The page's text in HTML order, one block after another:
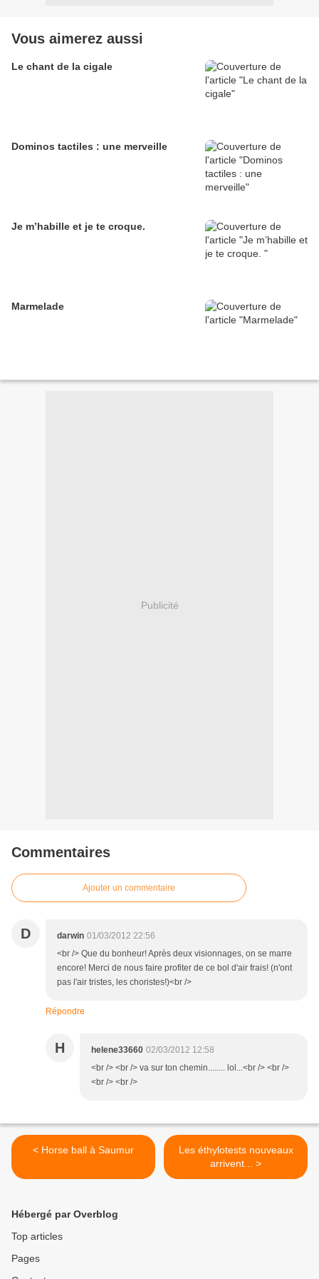
Vous aimerez aussi
Le chant de la cigale
Dominos tactiles : une merveille
Je m’habille et je te croque.
Marmelade
Publicité
Commentaires
Ajouter un commentaire
D darwin 01/03/2012 22:56
<br /> Que du bonheur! Après deux visionnages, on se marre
encore! Merci de nous faire profiter de ce bol d'air frais! (n'ont
pas l'air tristes, les choristes!)<br />
Répondre
H helene33660 02/03/2012 12:58
<br /> <br /> va sur ton chemin........ lol...<br /> <br />
<br /> <br />
< Horse ball à Saumur
Les éthylotests nouveaux
arrivent... >
Hébergé par Overblog
Top articles
Pages